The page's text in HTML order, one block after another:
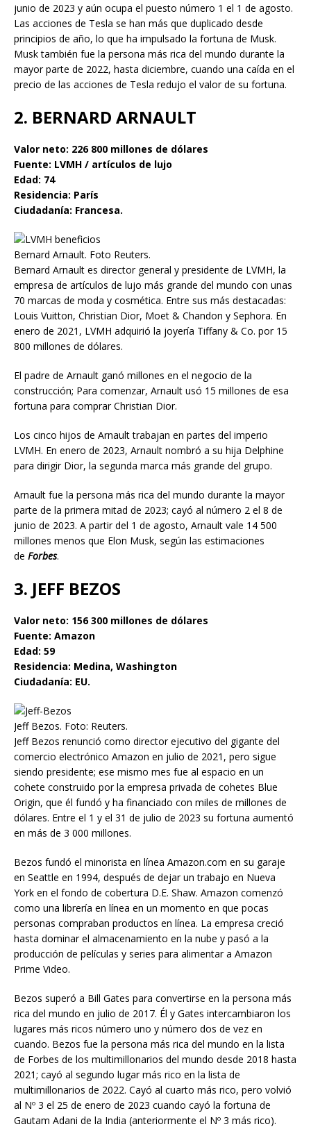
junio de 2023 y aún ocupa el puesto número 1 el 1 de agosto.
Las acciones de Tesla se han más que duplicado desde
principios de año, lo que ha impulsado la fortuna de Musk.
Musk también fue la persona más rica del mundo durante la
mayor parte de 2022, hasta diciembre, cuando una caída en el
precio de las acciones de Tesla redujo el valor de su fortuna.
2. BERNARD ARNAULT
Valor neto: 226 800 millones de dólares
Fuente: LVMH / artículos de lujo
Edad: 74
Residencia: París
Ciudadanía: Francesa.
Bernard Arnault. Foto Reuters.
Bernard Arnault es director general y presidente de LVMH, la
empresa de artículos de lujo más grande del mundo con unas
70 marcas de moda y cosmética. Entre sus más destacadas:
Louis Vuitton, Christian Dior, Moet & Chandon y Sephora. En
enero de 2021, LVMH adquirió la joyería Tiffany & Co. por 15
800 millones de dólares.
El padre de Arnault ganó millones en el negocio de la
construcción; Para comenzar, Arnault usó 15 millones de esa
fortuna para comprar Christian Dior.
Los cinco hijos de Arnault trabajan en partes del imperio
LVMH. En enero de 2023, Arnault nombró a su hija Delphine
para dirigir Dior, la segunda marca más grande del grupo.
Arnault fue la persona más rica del mundo durante la mayor
parte de la primera mitad de 2023; cayó al número 2 el 8 de
junio de 2023. A partir del 1 de agosto, Arnault vale 14 500
millones menos que Elon Musk, según las estimaciones
de Forbes.
3. JEFF BEZOS
Valor neto: 156 300 millones de dólares
Fuente: Amazon
Edad: 59
Residencia: Medina, Washington
Ciudadanía: EU.
Jeff Bezos. Foto: Reuters.
Jeff Bezos renunció como director ejecutivo del gigante del
comercio electrónico Amazon en julio de 2021, pero sigue
siendo presidente; ese mismo mes fue al espacio en un
cohete construido por la empresa privada de cohetes Blue
Origin, que él fundó y ha financiado con miles de millones de
dólares. Entre el 1 y el 31 de julio de 2023 su fortuna aumentó
en más de 3 000 millones.
Bezos fundó el minorista en línea Amazon.com en su garaje
en Seattle en 1994, después de dejar un trabajo en Nueva
York en el fondo de cobertura D.E. Shaw. Amazon comenzó
como una librería en línea en un momento en que pocas
personas compraban productos en línea. La empresa creció
hasta dominar el almacenamiento en la nube y pasó a la
producción de películas y series para alimentar a Amazon
Prime Video.
Bezos superó a Bill Gates para convertirse en la persona más
rica del mundo en julio de 2017. Él y Gates intercambiaron los
lugares más ricos número uno y número dos de vez en
cuando. Bezos fue la persona más rica del mundo en la lista
de Forbes de los multimillonarios del mundo desde 2018 hasta
2021; cayó al segundo lugar más rico en la lista de
multimillonarios de 2022. Cayó al cuarto más rico, pero volvió
al Nº 3 el 25 de enero de 2023 cuando cayó la fortuna de
Gautam Adani de la India (anteriormente el Nº 3 más rico).